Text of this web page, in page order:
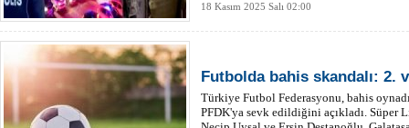
18 Kasım 2025 Salı 02:00
Futbolda bahis skandalı: 2.
Türkiye Futbol Federasyonu, bahis
PFDK'ya sevk edildiğini açıkladı. Süper